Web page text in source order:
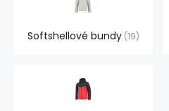
Softshellové bundy 19